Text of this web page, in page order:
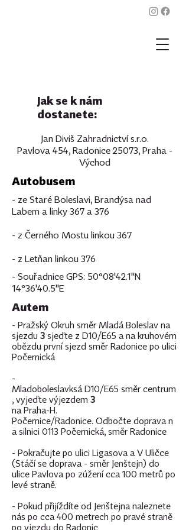
Jak se k nám
dostanete:
Jan Diviš Zahradnictví s.r.o.
Pavlova 454, Radonice 25073, Praha -
Východ
Autobusem
- ze Staré Boleslavi, Brandýsa nad
Labem a linky 367 a 376
- z Černého Mostu linkou 367
- z Letňan linkou 376
- Souřadnice GPS: 50°08'42.1"N
14°36'40.5"E
Autem
- Pražský Okruh směr Mladá Boleslav na
sjezdu 3 sjeďte z D10/E65 a na kruhovém
obězdu první sjezd směr Radonice po ulici
Počernická
-
Mladoboleslavksá D10/E65 směr centrum
, vyjeďte výjezdem 3
na Praha-H.
Počernice/Radonice. Odbočte doprava n
a silnici 0113 Počernická, směr Radonice
- Pokračujte po ulici Ligasova a V Uličce
(Stáčí se doprava - směr Jenštejn) do
ulice Pavlova po zúžení cca 100 metrů po
levé straně.
- Pokud přijíždíte od Jenštejna naleznete
nás po cca 400 metrech po pravé straně
po vjezdu do Radonic